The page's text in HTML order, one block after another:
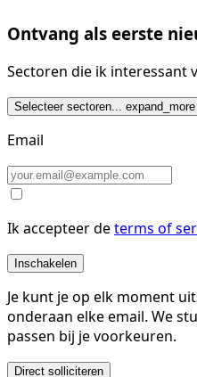
Ontvang als eerste
Sectoren die ik interessant
Selecteer sectoren... expand_more
Email
Ik accepteer determs of
Inschakelen
Je kunt je op elk moment
onderaan elke email. We
passen bij je voorkeuren.
Direct solliciteren